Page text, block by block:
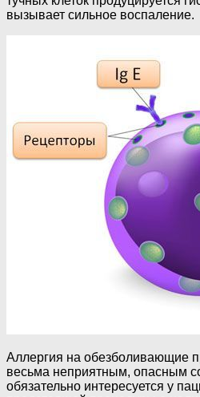
вызывает сильное воспаление.
Аллергия на обезболивающие
весьма неприятным, опасным
обязательно интересуется у